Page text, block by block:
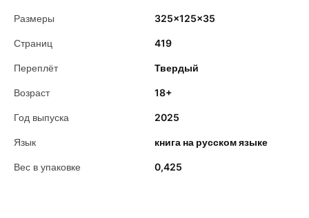
Размеры 325x125x35
Страниц 419
Переплёт Твердый
Возраст 18+
Год выпуска 2025
Язык книга на русском языке
Вес в упаковке 0,425